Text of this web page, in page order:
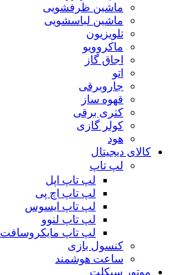
ماشین ظرفشویی
ماشین لباسشویی
تلویزیون
ماکروویو
اجاق گاز
اتو
جاروبرقی
قهوه ساز
کتری برقی
کولر گازی
هود
کالای دیجیتال
لپ تاپ
لپ تاپ اپل
لپ تاپ اچ پی
لپ تاپ ایسوس
لپ تاپ لنوو
لپ تاپ مایکروسافت
کنسول بازی
ساعت هوشمند
موتور سیکلت